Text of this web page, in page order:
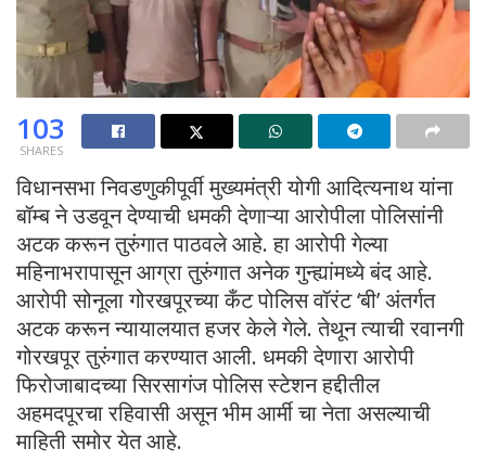
103
SHARES
विधानसभा निवडणुकीपूर्वी मुख्यमंत्री योगी आदित्यनाथ यांना
बॉम्ब ने उडवून देण्याची धमकी देणाऱ्या आरोपीला पोलिसांनी
अटक करून तुरुंगात पाठवले आहे. हा आरोपी गेल्या
महिनाभरापासून आग्रा तुरुंगात अनेक गुन्ह्यांमध्ये बंद आहे.
आरोपी सोनूला गोरखपूरच्या कँट पोलिस वॉरंट ‘बी’ अंतर्गत
अटक करून न्यायालयात हजर केले गेले. तेथून त्याची रवानगी
गोरखपूर तुरुंगात करण्यात आली. धमकी देणारा आरोपी
फिरोजाबादच्या सिरसागंज पोलिस स्टेशन हद्दीतील
अहमदपूरचा रहिवासी असून भीम आर्मी चा नेता असल्याची
माहिती समोर येत आहे.